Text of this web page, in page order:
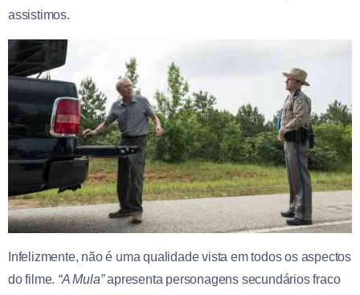
assistimos.
Infelizmente, não é uma qualidade vista em todos os aspectos
do filme. “A Mula”apresenta personagens secundários fraco